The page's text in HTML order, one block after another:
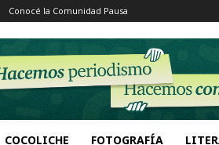
Conocé la Comunidad Pausa
COCOLICHE FOTOGRAFÍA